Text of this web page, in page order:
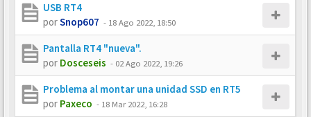
USB RT4
porSnop607 - 18 Ago 2022, 18:50
Pantalla RT4 "nueva".
por Dosceseis - 02 Ago 2022, 19:26
Problema al montar una unidad SSD en RT5
por Paxeco - 18 Mar 2022, 16:28